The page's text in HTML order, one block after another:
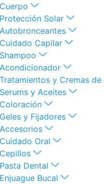
Cuerpo
Protección Solar
Autobronceantes
Cuidado Capilar
Shampoo
Acondicionador
Tratamientos y Cremas de
Serums y Aceites
Coloración
Geles y Fijadores
Accesorios
Cuidado Oral
Cepillos
Pasta Dental
Enjuague Bucal